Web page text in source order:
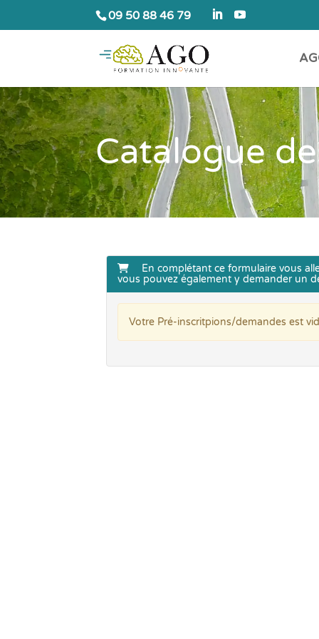
09 50 88 46 79
Catalogue
En complétant ce formulaire vous
vous pouvez également y demander un
Votre Pré-inscritpions/demandes est